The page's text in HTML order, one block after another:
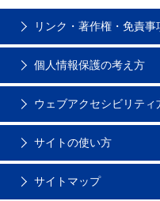
リンク・著作権・免責事
個人情報保護の考え方
ウェブアクセシビリティ
サイトの使い方
サイトマップ